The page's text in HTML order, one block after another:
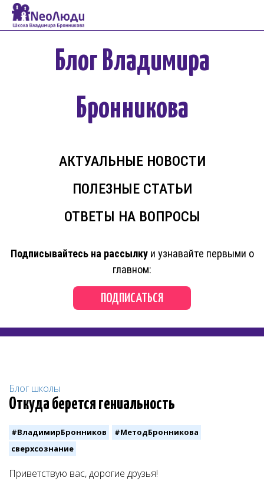
Блог Владимира
Бронникова
АКТУАЛЬНЫЕ НОВОСТИ
ПОЛЕЗНЫЕ СТАТЬИ
ОТВЕТЫ НА ВОПРОСЫ
Подписывайтесь на рассылкуи узнавайте первыми о
главном:
ПОДПИСАТЬСЯ
Блог школы
Откуда берется гениальность
#ВладимирБронников
#МетодБронникова
сверхсознание
Приветствую вас, дорогие друзья!